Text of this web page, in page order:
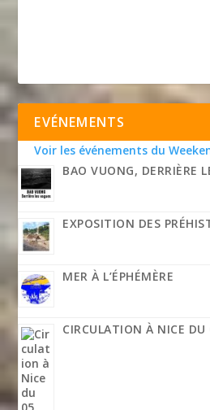
EVÉNEMENTS
Voir les événements du
BAO VUONG, DERRIÈRE
EXPOSITION DES
MER À L’ÉPHÉMÈRE
CIRCULATION À NICE